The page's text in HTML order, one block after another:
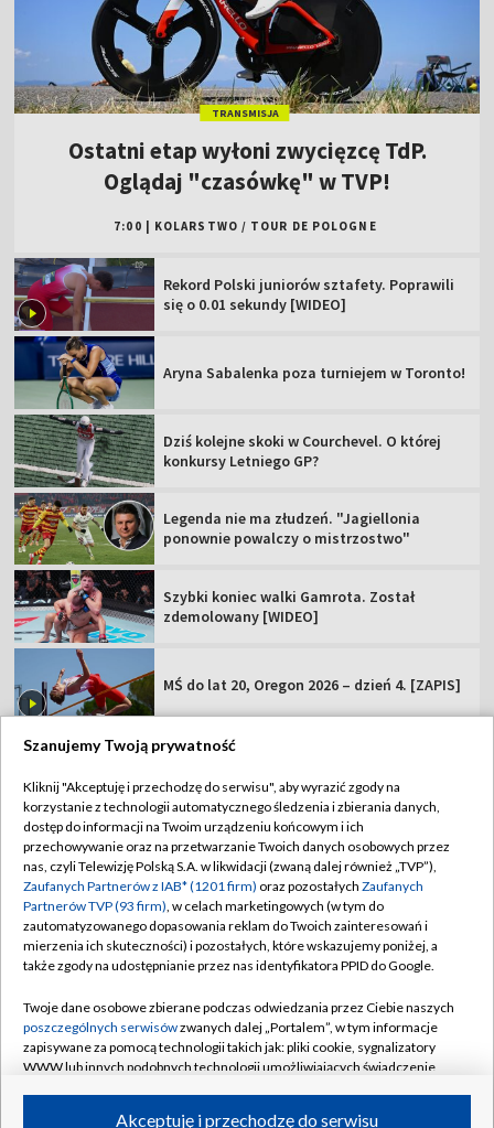
TRANSMISJA
Ostatni etap wyłoni zwycięzcę TdP.
Oglądaj "czasówkę" w TVP!
7:00 KOLARSTWO / TOUR DE POLOGNE
Rekord Polski juniorów sztafety. Poprawili
się o 0.01 sekundy [WIDEO]
Aryna Sabalenka poza turniejem w Toronto!
Dziś kolejne skoki w Courchevel. O której
konkursy Letniego GP?
Legenda nie ma złudzeń. "Jagiellonia
ponownie powalczy o mistrzostwo"
Szybki koniec walki Gamrota. Został
zdemolowany [WIDEO]
MŚ do lat 20, Oregon 2026 – dzień 4. [ZAPIS]
TVP
Abonament TVP
Sklep TVP
Biuro Reklamy
Oferta Handlowa
Emisja w TVP
Rada Programowa
Ogłoszenia przetargowe
Regulamin TVP
Polityka prywatności
Moje zgody
Biuro reklamy
Kanały
©2026 Telewizja Polska Spółka Akcyjna w likwidacji
Szanujemy Twoją prywatność
Kliknij "Akceptuję i przechodzę do serwisu", aby wyrazić zgody na
korzystanie z technologii automatycznego śledzenia i zbierania danych,
dostęp do informacji na Twoim urządzeniu końcowym i ich
przechowywanie oraz na przetwarzanie Twoich danych osobowych przez
nas, czyli Telewizję Polską S.A. w likwidacji (zwaną dalej również „TVP”),
Zaufanych Partnerów z IAB* (1201 firm) oraz pozostałych Zaufanych
Partnerów TVP (93 firm), w celach marketingowych (w tym do
zautomatyzowanego dopasowania reklam do Twoich zainteresowań i
mierzenia ich skuteczności) i pozostałych, które wskazujemy poniżej, a
także zgody na udostępnianie przez nas identyfikatora PPID do Google.
Twoje dane osobowe zbierane podczas odwiedzania przez Ciebie naszych
poszczególnych serwisówzwanych dalej „Portalem”, w tym informacje
zapisywane za pomocą technologii takich jak: pliki cookie, sygnalizatory
WWW lub innych podobnych technologii umożliwiających świadczenie
Akceptuję i przechodzę do serwisu